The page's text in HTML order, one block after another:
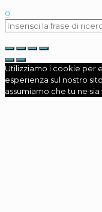
0
Utilizziamo i cookie per
esperienza sul nostro
assumiamo che tu ne sia